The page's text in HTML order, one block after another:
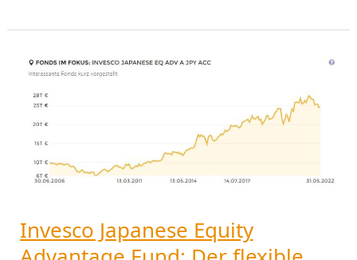
Invesco Japanese Equity
Invesco
Japanese
Equity
flexible